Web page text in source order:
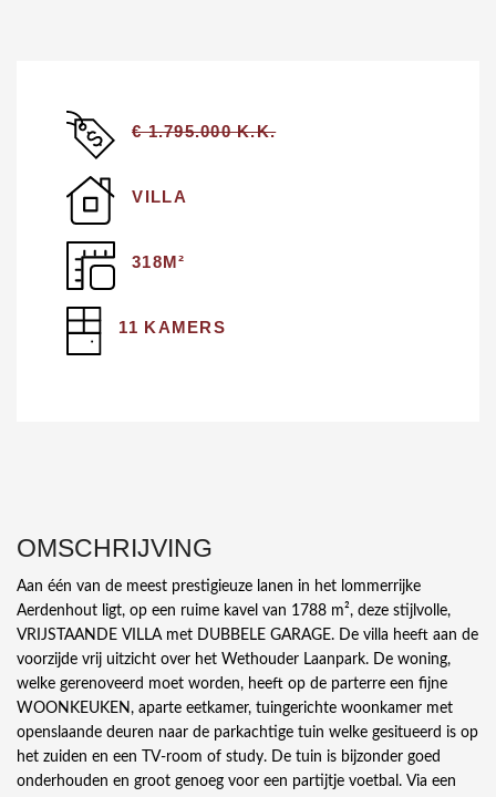
€ 1.795.000 K.K.
VILLA
318M²
11 KAMERS
OMSCHRIJVING
Aan één van de meest prestigieuze lanen in het lommerrijke
Aerdenhout ligt, op een ruime kavel van 1788 m², deze stijlvolle,
VRIJSTAANDE VILLA met DUBBELE GARAGE. De villa heeft aan de
voorzijde vrij uitzicht over het Wethouder Laanpark. De woning,
welke gerenoveerd moet worden, heeft op de parterre een fijne
WOONKEUKEN, aparte eetkamer, tuingerichte woonkamer met
openslaande deuren naar de parkachtige tuin welke gesitueerd is op
het zuiden en een TV-room of study. De tuin is bijzonder goed
onderhouden en groot genoeg voor een partijtje voetbal. Via een